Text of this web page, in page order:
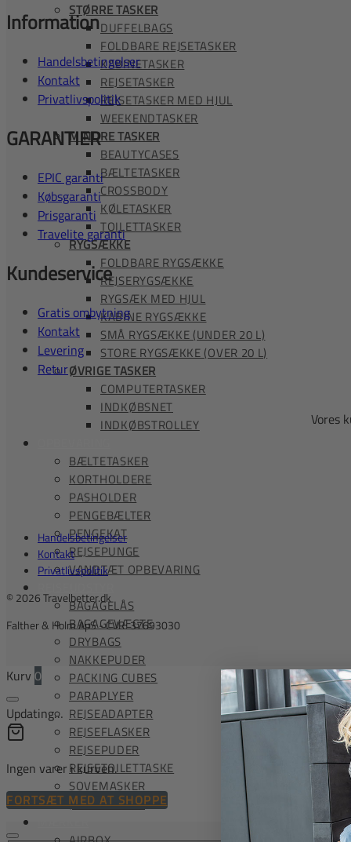
STØRRE TASKER
DUFFELBAGS
FOLDBARE REJSETASKER
KABINETASKER
REJSETASKER
REJSETASKER MED HJUL
WEEKENDTASKER
MINDRE TASKER
BEAUTYCASES
BÆLTETASKER
CROSSBODY
KØLETASKER
TOILETTASKER
RYGSÆKKE
FOLDBARE RYGSÆKKE
REJSERYGSÆKKE
RYGSÆK MED HJUL
KABINE RYGSÆKKE
SMÅ RYGSÆKKE (UNDER 20 L)
STORE RYGSÆKKE (OVER 20 L)
ØVRIGE TASKER
COMPUTERTASKER
INDKØBSNET
INDKØBSTROLLEY
BÆLTETASKER
KORTHOLDERE
PASHOLDER
PENGEBÆLTER
PENGEKAT
REJSEPUNGE
VANDTÆT OPBEVARING
BAGAGELÅS
BAGAGEVÆGTE
DRYBAGS
NAKKEPUDER
PACKING CUBES
PARAPLYER
REJSEADAPTER
REJSEFLASKER
REJSEPUDER
REJSETOILETTASKE
SOVEMASKER
ØREPROPPER
Information
Handelsbetingelser
Kontakt
Privatlivspolitik
GARANTIER
EPIC garanti
Købsgaranti
Prisgaranti
Travelite garanti
Kundeservice
Gratis ombytning
Kontakt
Levering
Retur
Vores
Handelsbetingelser
Kontakt
Privatlivspolitik
© 2026 Travelbetter.dk
Falther & Holm ApS - CVR: 37693030
Kurv 0
Updating…
Ingen varer i kurven.
FORTSÆT MED AT SHOPPE